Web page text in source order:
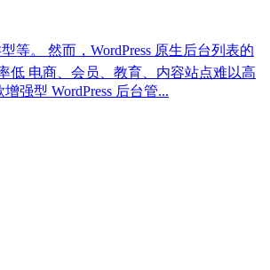
等。 然而，WordPress 原生后台列表的
低 电商、会员、教育、内容站点难以高
强型 WordPress 后台管...